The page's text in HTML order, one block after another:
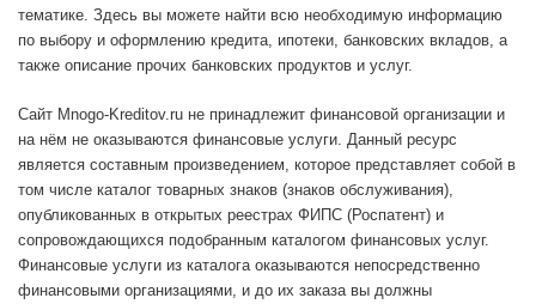
тематике. Здесь вы можете найти всю необходимую информацию
по выбору и оформлению кредита, ипотеки, банковских вкладов, а
также описание прочих банковских продуктов и услуг.
Сайт Mnogo-Kreditov.ru не принадлежит финансовой организации и
на нём не оказываются финансовые услуги. Данный ресурс
является составным произведением, которое представляет собой в
том числе каталог товарных знаков (знаков обслуживания),
опубликованных в открытых реестрах ФИПС (Роспатент) и
сопровождающихся подобранным каталогом финансовых услуг.
Финансовые услуги из каталога оказываются непосредственно
финансовыми организациями, и до их заказа вы должны